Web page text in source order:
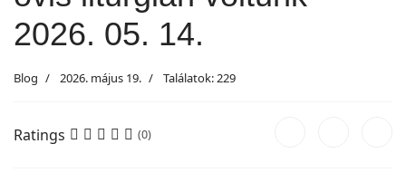
2026. 05. 14.
Blog 2026. május 19. Találatok: 229
Ratings (0)